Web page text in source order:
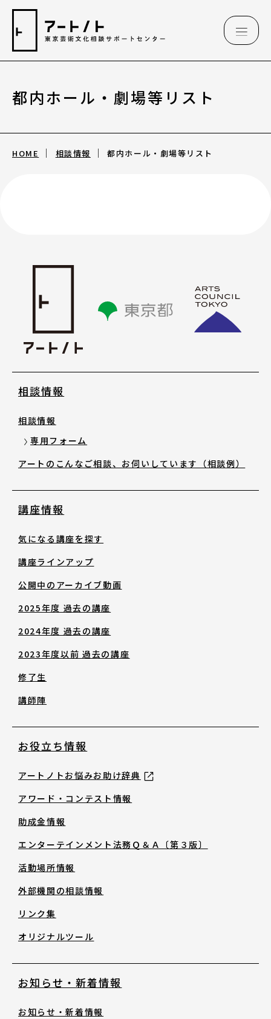
相談情報
相談情報
気になる講座を探す
公開中のアーカイブ動画
2025年度 過去の講座
2023年度以前 過去の講座
修了生
お役立ち情報
アートノトお悩みお助け辞典
アワード・コンテスト情報
助成金情報
版〕
活動場所情報
都内ホール・劇場等リスト
HOME 相談情報 都内ホール・劇場等リスト
相談情報
相談情報
専用フォーム
アートのこんなご相談、お伺いしています（相談例）
講座情報
気になる講座を探す
講座ラインアップ
公開中のアーカイブ動画
2025年度 過去の講座
2024年度 過去の講座
2023年度以前 過去の講座
修了生
講師陣
お役立ち情報
アートノトお悩みお助け辞典
アワード・コンテスト情報
助成金情報
エンターテインメント法務Ｑ＆Ａ〔第３版〕
活動場所情報
外部機関の相談情報
リンク集
オリジナルツール
お知らせ・新着情報
お知らせ・新着情報